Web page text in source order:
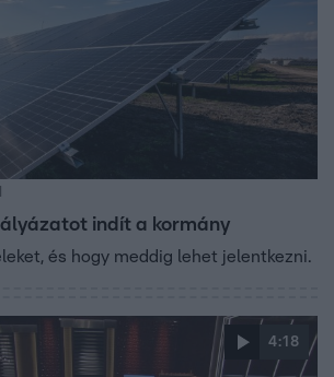
indít a kormány
és hogy meddig lehet jelentkezni.
4:18